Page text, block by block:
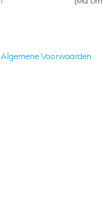
Algemene Voorwaarden